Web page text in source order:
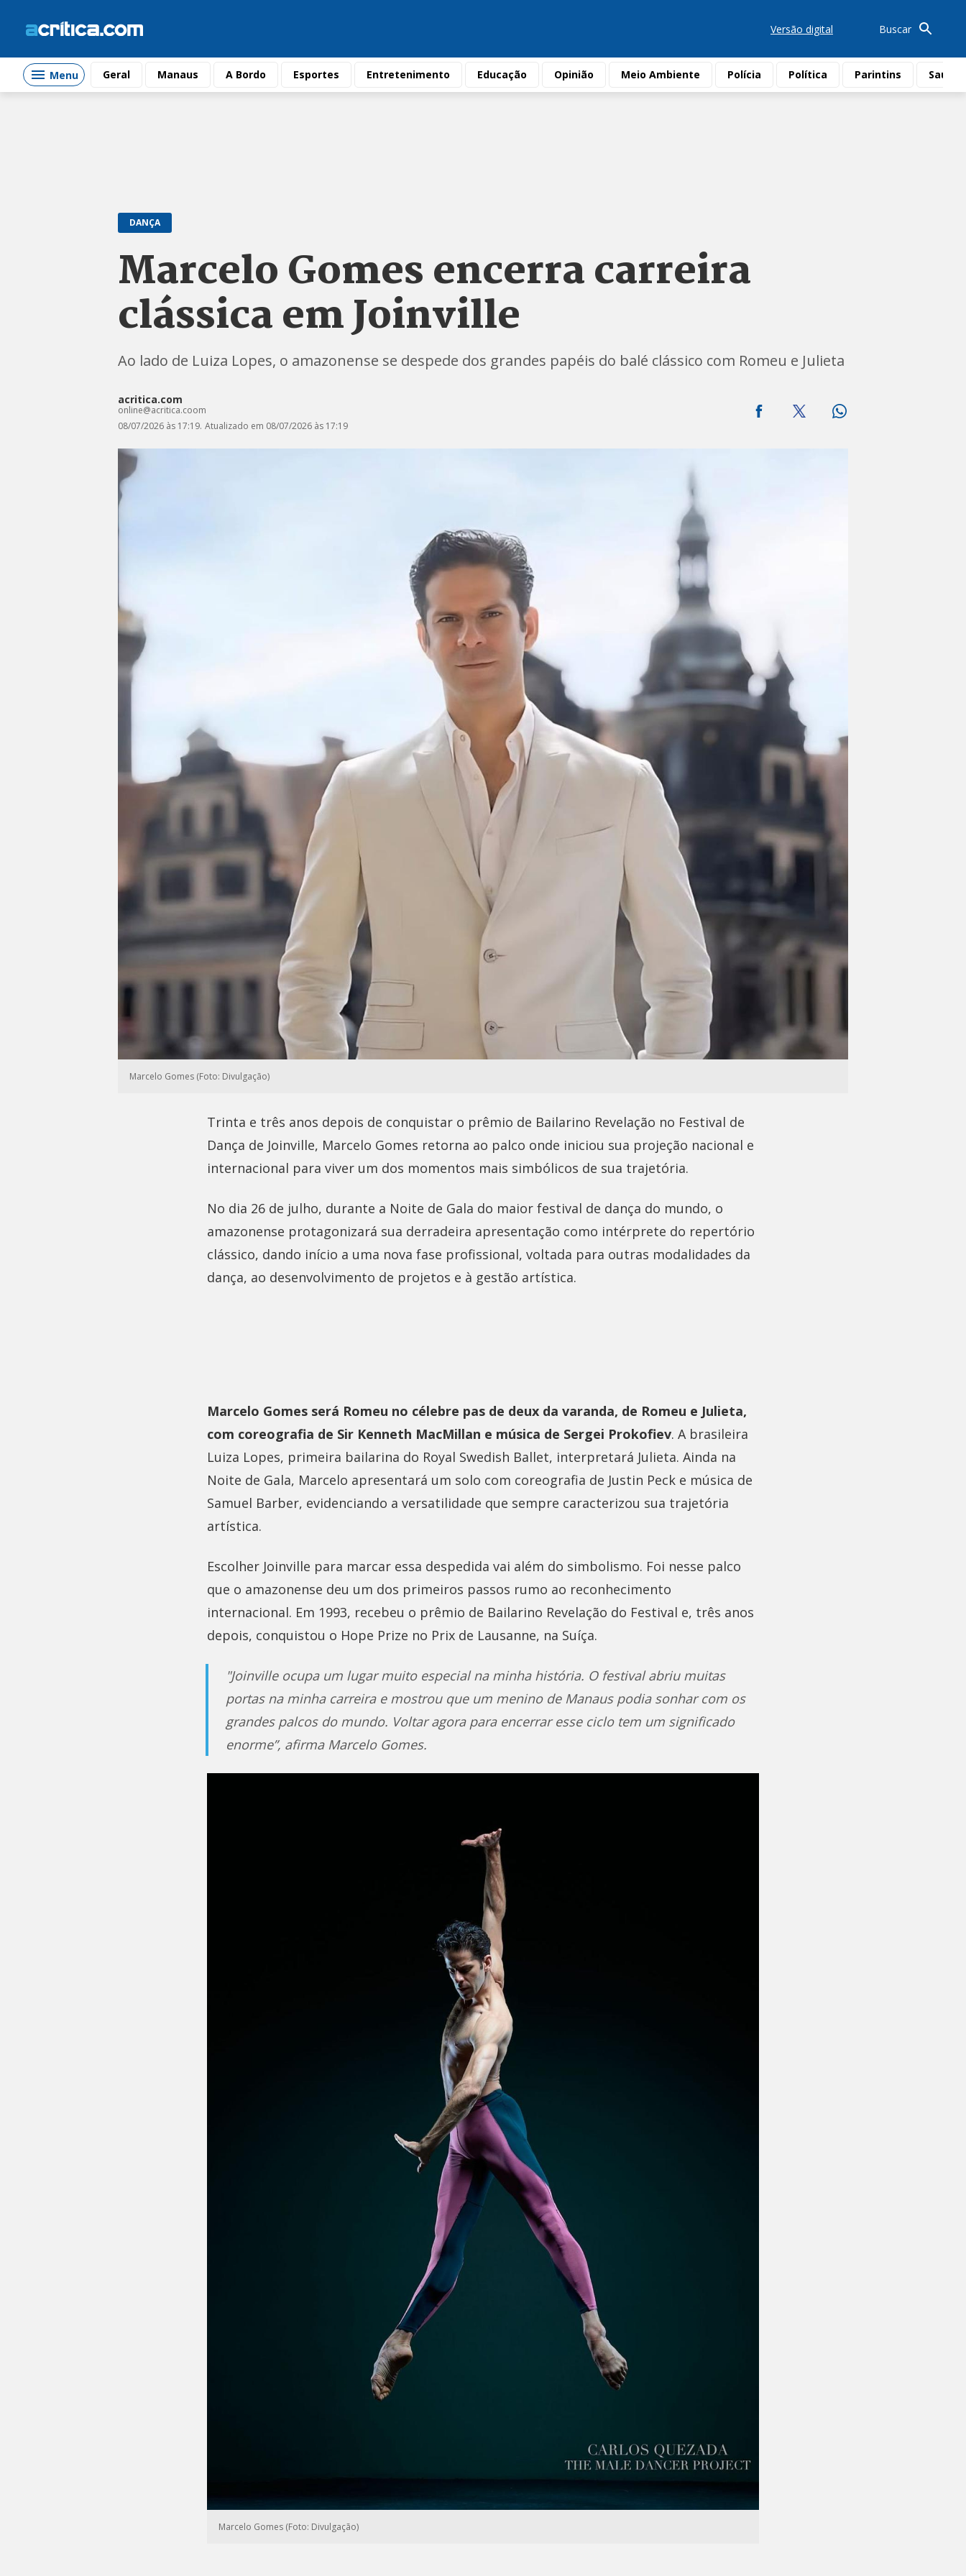
Versão digital Buscar
Menu Geral Manaus A Bordo Esportes Entretenimento Educação Opinião Meio Ambiente Polícia Política Parintins Saúde
DANÇA
Marcelo Gomes encerra carreira
clássica em Joinville
Ao lado de Luiza Lopes, o amazonense se despede dos grandes papéis do balé clássico com Romeu e Julieta
acritica.com
online@acritica.coom
08/07/2026 às 17:19. Atualizado em 08/07/2026 às 17:19
Marcelo Gomes (Foto: Divulgação)
Trinta e três anos depois de conquistar o prêmio de Bailarino Revelação no Festival de
Dança de Joinville, Marcelo Gomes retorna ao palco onde iniciou sua projeção nacional e
internacional para viver um dos momentos mais simbólicos de sua trajetória.
No dia 26 de julho, durante a Noite de Gala do maior festival de dança do mundo, o
amazonense protagonizará sua derradeira apresentação como intérprete do repertório
clássico, dando início a uma nova fase profissional, voltada para outras modalidades da
dança, ao desenvolvimento de projetos e à gestão artística.
Marcelo Gomes será Romeu no célebre pas de deux da varanda, de Romeu e Julieta,
com coreografia de Sir Kenneth MacMillan e música de Sergei Prokofiev. A brasileira
Luiza Lopes, primeira bailarina do Royal Swedish Ballet, interpretará Julieta. Ainda na
Noite de Gala, Marcelo apresentará um solo com coreografia de Justin Peck e música de
Samuel Barber, evidenciando a versatilidade que sempre caracterizou sua trajetória
artística.
Escolher Joinville para marcar essa despedida vai além do simbolismo. Foi nesse palco
que o amazonense deu um dos primeiros passos rumo ao reconhecimento
internacional. Em 1993, recebeu o prêmio de Bailarino Revelação do Festival e, três anos
depois, conquistou o Hope Prize no Prix de Lausanne, na Suíça.
"Joinville ocupa um lugar muito especial na minha história. O festival abriu muitas
portas na minha carreira e mostrou que um menino de Manaus podia sonhar com os
grandes palcos do mundo. Voltar agora para encerrar esse ciclo tem um significado
enorme”, afirma Marcelo Gomes.
Marcelo Gomes (Foto: Divulgação)